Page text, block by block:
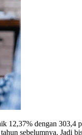
12,37% dengan 303,4
sebelumnya. Jadi